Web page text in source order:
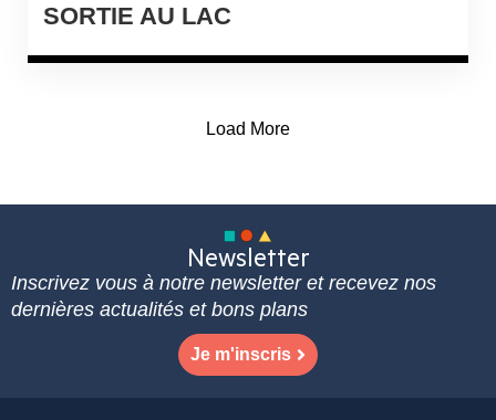
SORTIE AU LAC
Load More
Newsletter
Inscrivez vous à notre newsletter et recevez nos
dernières actualités et bons plans
Je m'inscris